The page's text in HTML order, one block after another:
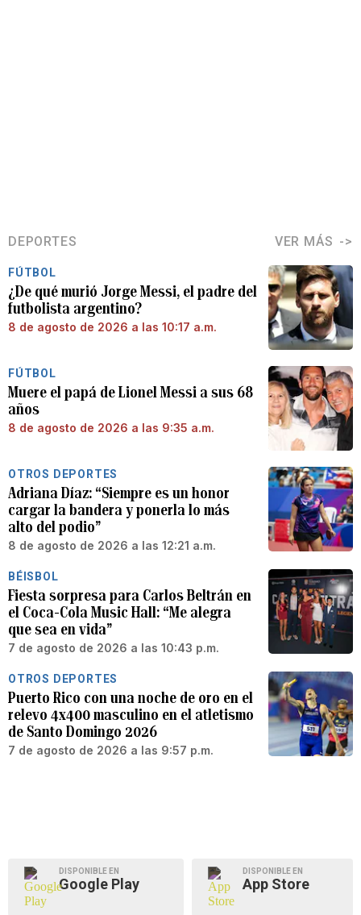
DEPORTES VER MÁS
FÚTBOL
¿De qué murió Jorge Messi, el padre del
futbolista argentino?
8 de agosto de 2026 a las 10:17 a.m.
FÚTBOL
Muere el papá de Lionel Messi a sus 68
años
8 de agosto de 2026 a las 9:35 a.m.
OTROS DEPORTES
Adriana Díaz: “Siempre es un honor
cargar la bandera y ponerla lo más
alto del podio”
8 de agosto de 2026 a las 12:21 a.m.
BÉISBOL
Fiesta sorpresa para Carlos Beltrán en
el Coca-Cola Music Hall: “Me alegra
que sea en vida”
7 de agosto de 2026 a las 10:43 p.m.
OTROS DEPORTES
Puerto Rico con una noche de oro en el
relevo 4x400 masculino en el atletismo
de Santo Domingo 2026
7 de agosto de 2026 a las 9:57 p.m.
DISPONIBLE EN
Google Play
DISPONIBLE EN
App Store